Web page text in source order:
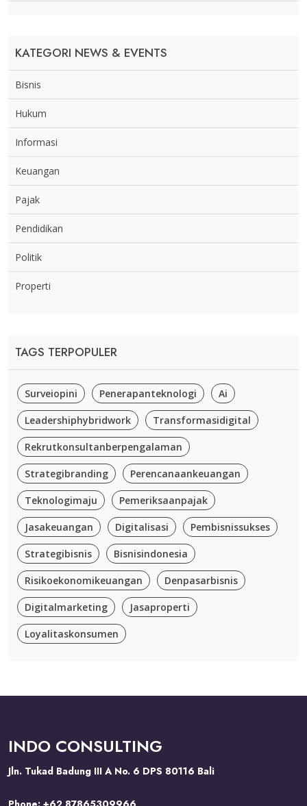
KATEGORI NEWS & EVENTS
Bisnis
Hukum
Informasi
Keuangan
Pajak
Pendidikan
Politik
Properti
TAGS TERPOPULER
Surveiopini Penerapanteknologi Ai
Leadershiphybridwork Transformasidigital
Rekrutkonsultanberpengalaman
Strategibranding Perencanaankeuangan
Teknologimaju Pemeriksaanpajak
Jasakeuangan Digitalisasi Pembisnissukses
Strategibisnis Bisnisindonesia
Risikoekonomikeuangan Denpasarbisnis
Digitalmarketing Jasaproperti
Loyalitaskonsumen
INDO CONSULTING
Jln. Tukad Badung III A No. 6 DPS 80116 Bali